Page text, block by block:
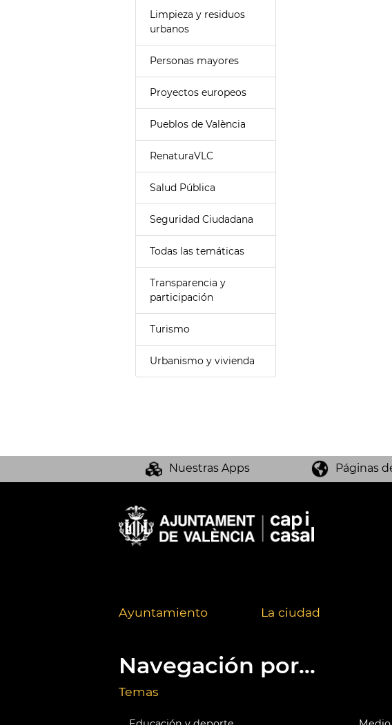
Limpieza y residuos
urbanos
Personas mayores
Proyectos europeos
Pueblos de València
RenaturaVLC
Salud Pública
Seguridad Ciudadana
Todas las temáticas
Transparencia y
participación
Turismo
Urbanismo y vivienda
Nuestras Apps Páginas
Ayuntamiento La ciudad
Navegación por...
Temas